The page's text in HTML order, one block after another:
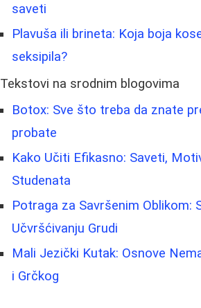
saveti
Plavuša ili brineta: Koja boja
seksipila?
Tekstovi na srodnim blogovima
Botox: Sve što treba da znate
probate
Kako Učiti Efikasno: Saveti,
Studenata
Potraga za Savršenim Oblikom:
Učvršćivanju Grudi
Mali Jezički Kutak: Osnove
i Grčkog